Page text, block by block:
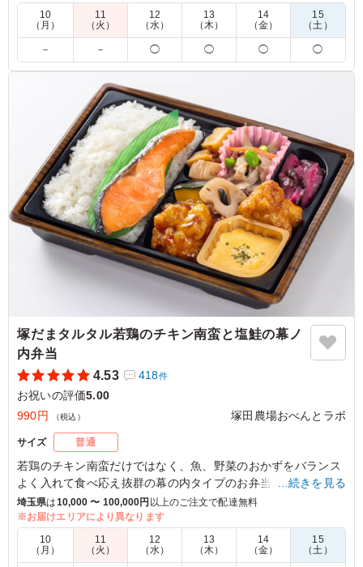
お届け期間：8/1からとなります。
5.0
とにかく見た目が可愛らしく華やかで、お正月にぴったり
のお弁当です。一つひとつの大きさも程よく、食べ進める
楽しさが広がりました。女性陣は、迷うことなく選択し、
また集まりの時は、注文したいと思います。
ご利用シーン：お祝い›お正月
東京都世田谷区用賀2026/01/09
10
（月）
11
（火）
12
（水）
13
（木）
14
（金）
15
（土）
－ － ◯ ◯ ◯ ◯
塚だまタルタル若鶏のチキン南蛮と塩鮭の幕ノ
内弁当
4.53
418件
お祝いの評価5.00
990円
（税込） 塚田農場おべんとラボ
サイズ 普通
若鶏のチキン南蛮だけではなく、魚、野菜のおかずをバランス
よく入れて食べ応え抜群の幕の内タイプのお弁当です。
※本商品は当店のカジュアルブランド「つか弁」の商品です。
5.0
…続きを見る
埼玉県は10,000 〜 100,000円 以上のご注文で配達無料
※お届けエリアにより異なります
10
（月）
11
（火）
12
（水）
13
（木）
14
（金）
15
（土）